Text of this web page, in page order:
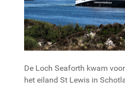
De Loch Seaforth kwam
het eiland St Lewis in